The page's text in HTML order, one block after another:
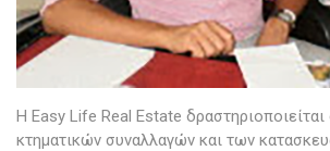
Η Εasy Life Real Estate
κτηματικών συναλλαγών και των